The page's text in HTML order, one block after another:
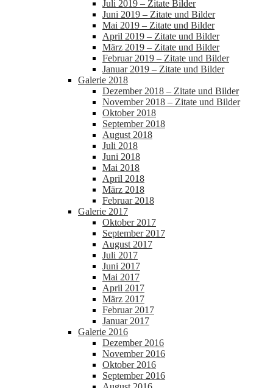
Juli 2019 – Zitate Bilder
Juni 2019 – Zitate und Bilder
Mai 2019 – Zitate und Bilder
April 2019 – Zitate und Bilder
März 2019 – Zitate und Bilder
Februar 2019 – Zitate und Bilder
Januar 2019 – Zitate und Bilder
Galerie 2018
Dezember 2018 – Zitate und Bilder
November 2018 – Zitate und Bilder
Oktober 2018
September 2018
August 2018
Juli 2018
Juni 2018
Mai 2018
April 2018
März 2018
Februar 2018
Galerie 2017
Oktober 2017
September 2017
August 2017
Juli 2017
Juni 2017
Mai 2017
April 2017
März 2017
Februar 2017
Januar 2017
Galerie 2016
Dezember 2016
November 2016
Oktober 2016
September 2016